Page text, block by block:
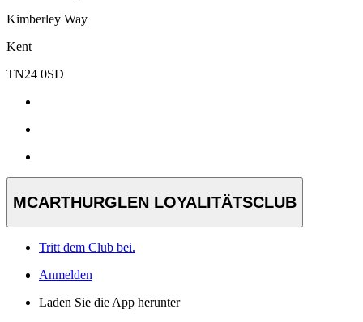
Kimberley Way
Kent
TN24 0SD
MCARTHURGLEN LOYALITÄTSCLUB
Tritt dem Club bei.
Anmelden
Laden Sie die App herunter